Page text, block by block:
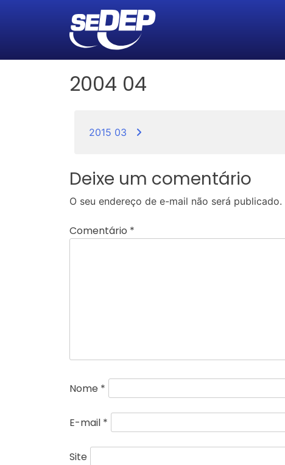
2004 04
Navegação
de
Post
2015 03
Deixe um comentário
O seu endereço de e-mail não será publicado.
Comentário *
Nome *
E-mail *
Site